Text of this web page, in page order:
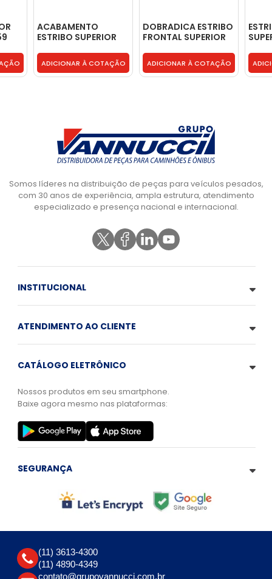
ACABAMENTO
ESTRIBO SUPERIOR
504001361
ADICIONAR À COTAÇÃO
DOBRADICA ESTRIBO
FRONTAL SUPERIOR
ADICIONAR À COTAÇÃO
Somos líderes na distribuição de peças para veículos pesados,
com 30 anos de experiência, ampla estrutura, atendimento
especializado e presença nacional e internacional.
INSTITUCIONAL
ATENDIMENTO AO CLIENTE
CATÁLOGO ELETRÔNICO
Nossos produtos em seu smartphone.
Baixe agora mesmo nas plataformas:
SEGURANÇA
(11) 3613-4300
(11) 4890-4349
contato@grupovannucci.com.br